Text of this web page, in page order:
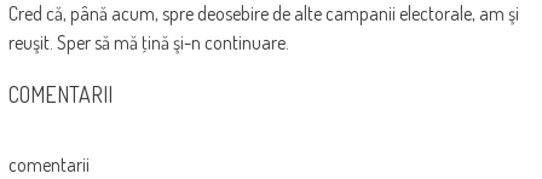
Cred că, până acum, spre deosebire de alte campanii electorale, am şi
reuşit. Sper să mă ţină şi-n continuare.
COMENTARII
comentarii